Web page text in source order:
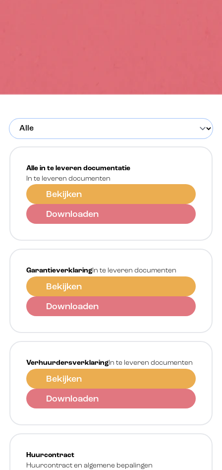
Alle in te leveren documentatie
In te leveren documenten
Bekijken
Downloaden
GarantieverklaringIn te leveren documenten
Bekijken
Downloaden
VerhuurdersverklaringIn te leveren documenten
Bekijken
Downloaden
Huurcontract
Huurcontract en algemene bepalingen